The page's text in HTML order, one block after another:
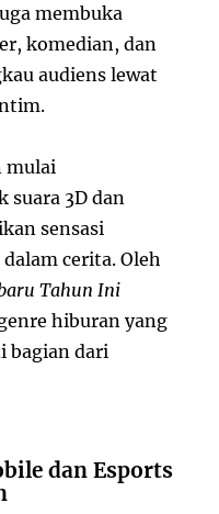
membuka
komedian, dan
audiens lewat
mulai
suara 3D dan
sensasi
cerita. Oleh
Tahun Ini
hiburan yang
bagian dari
dan Esports